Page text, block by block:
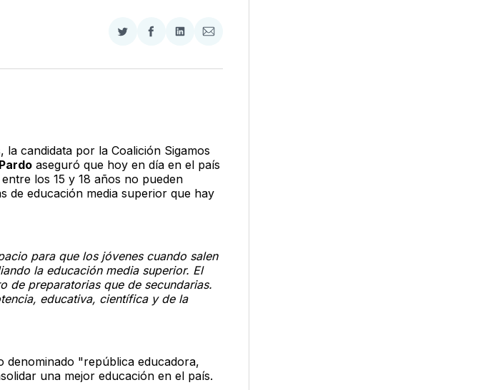
Compartir
Twitter
Compartir
Facebook
Compartir
LinkedIn
Compartir
Email
candidata por la Coalición Sigamos
aseguró que hoy en día en el país
los 15 y 18 años no pueden
de educación media superior que hay
para que los jóvenes cuando salen
la educación media superior. El
de preparatorias que de secundarias.
educativa, científica y de la
"república educadora,
una mejor educación en el país.